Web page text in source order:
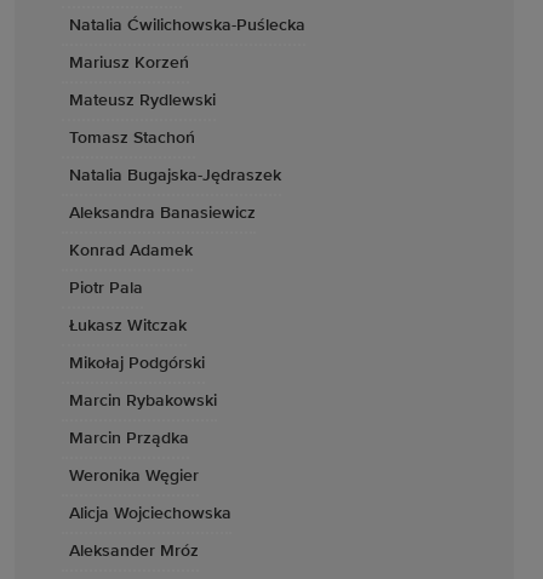
Natalia Ćwilichowska-Puślecka
Mariusz Korzeń
Mateusz Rydlewski
Tomasz Stachoń
Natalia Bugajska-Jędraszek
Aleksandra Banasiewicz
Konrad Adamek
Piotr Pala
Łukasz Witczak
Mikołaj Podgórski
Marcin Rybakowski
Marcin Prządka
Weronika Węgier
Alicja Wojciechowska
Aleksander Mróz